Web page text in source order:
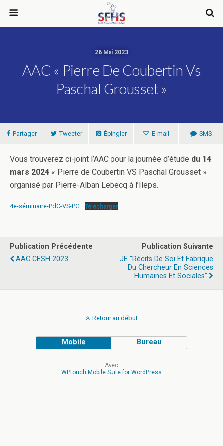
26 Mai 2023
AAC « Pierre De Coubertin Vs
Paschal Grousset »
Partager Tweeter Épingler E-mail SMS
Vous trouverez ci-joint l’AAC pour la journée d’étude du 14
mars 2024 « Pierre de Coubertin VS Paschal Grousset »
organisé par Pierre-Alban Lebecq à l’Ileps.
4e-séminaire-PdC-VS-PG Télécharger
Publication Précédente
AAC CESH 2023
Publication Suivante
JE "Récits De Soi Et Fabrique
Du Chercheur En Sciences
Humaines Et Sociales"
Retour au début
Mobile Bureau
Avec
WPtouch Mobile Suite for WordPress